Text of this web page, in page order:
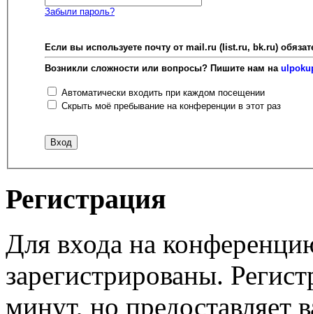
Забыли пароль?
Если вы используете почту от mail.ru (list.ru, bk.ru)
Возникли сложности или вопросы? Пишите нам на
Автоматически входить при каждом посещении
Скрыть моё пребывание на конференции в этот раз
Регистрация
Для входа на
зарегистрированы.
минут, но предоставляет